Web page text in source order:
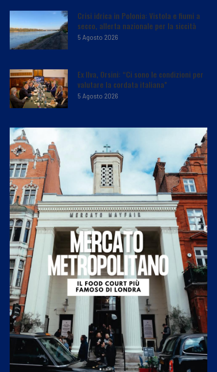
Crisi idrica in Polonia: Vistola e fiumi a
secco, allerta nazionale per la siccità
5 Agosto 2026
Ex Ilva, Orsini: “Ci sono le condizioni per
valutare la cordata italiana”
5 Agosto 2026